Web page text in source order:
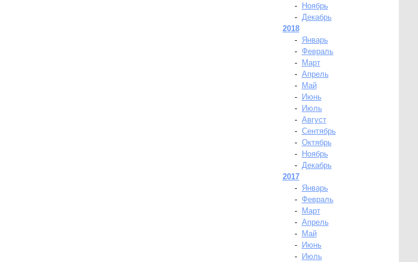
-
Ноябрь
- Декабрь
2018
-
Январь
- Февраль
-
Март
- Апрель
-
Май
-
Июнь
-
Июль
- Август
- Сентябрь
- Октябрь
-
Ноябрь
- Декабрь
2017
-
Январь
- Февраль
-
Март
- Апрель
-
Май
-
Июнь
-
Июль